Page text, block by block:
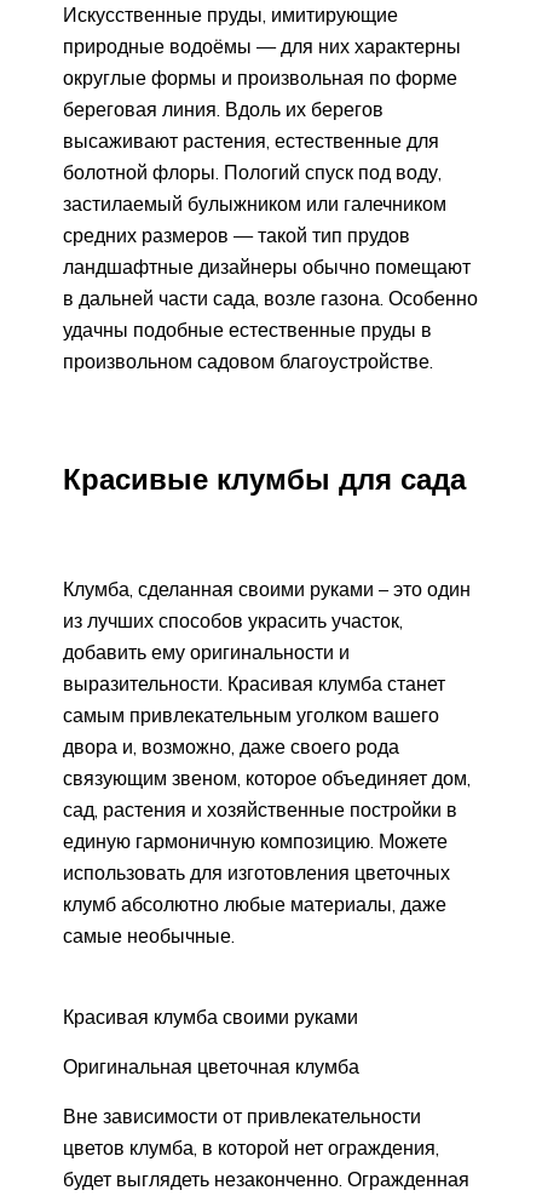
Искусственные пруды, имитирующие
природные водоёмы — для них характерны
округлые формы и произвольная по форме
береговая линия. Вдоль их берегов
высаживают растения, естественные для
болотной флоры. Пологий спуск под воду,
застилаемый булыжником или галечником
средних размеров — такой тип прудов
ландшафтные дизайнеры обычно помещают
в дальней части сада, возле газона. Особенно
удачны подобные естественные пруды в
произвольном садовом благоустройстве.
Красивые клумбы для сада
Клумба, сделанная своими руками – это один
из лучших способов украсить участок,
добавить ему оригинальности и
выразительности. Красивая клумба станет
самым привлекательным уголком вашего
двора и, возможно, даже своего рода
связующим звеном, которое объединяет дом,
сад, растения и хозяйственные постройки в
единую гармоничную композицию. Можете
использовать для изготовления цветочных
клумб абсолютно любые материалы, даже
самые необычные.
Красивая клумба своими руками
Оригинальная цветочная клумба
Вне зависимости от привлекательности
цветов клумба, в которой нет ограждения,
будет выглядеть незаконченно. Огражденная